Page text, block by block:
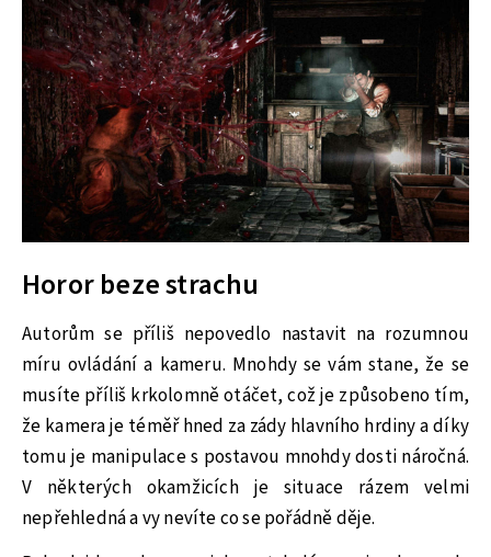
Horor beze strachu
Autorům se příliš nepovedlo nastavit na rozumnou
míru ovládání a kameru. Mnohdy se vám stane, že se
musíte příliš krkolomně otáčet, což je způsobeno tím,
že kamera je téměř hned za zády hlavního hrdiny a díky
tomu je manipulace s postavou mnohdy dosti náročná.
V některých okamžicích je situace rázem velmi
nepřehledná a vy nevíte co se pořádně děje.